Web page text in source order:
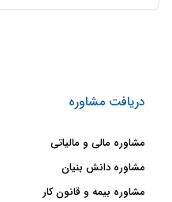
دریافت مشاوره
مشاوره مالی و مالیاتی
مشاوره دانش بنیان
مشاوره بیمه و قانون کار